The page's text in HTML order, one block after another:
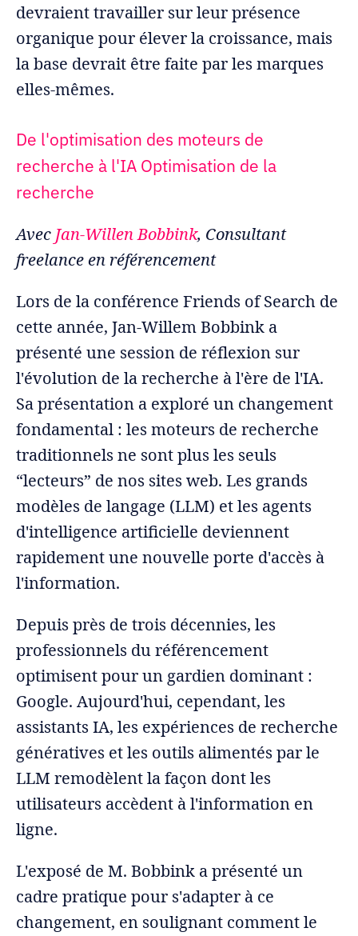
devraient travailler sur leur présence
organique pour élever la croissance, mais
la base devrait être faite par les marques
elles-mêmes.
De l'optimisation des moteurs de
recherche à l'IA Optimisation de la
recherche
Avec Jan-Willen Bobbink, Consultant
freelance en référencement
Lors de la conférence Friends of Search de
cette année, Jan-Willem Bobbink a
présenté une session de réflexion sur
l'évolution de la recherche à l'ère de l'IA.
Sa présentation a exploré un changement
fondamental : les moteurs de recherche
traditionnels ne sont plus les seuls
“lecteurs” de nos sites web. Les grands
modèles de langage (LLM) et les agents
d'intelligence artificielle deviennent
rapidement une nouvelle porte d'accès à
l'information.
Depuis près de trois décennies, les
professionnels du référencement
optimisent pour un gardien dominant :
Google. Aujourd'hui, cependant, les
assistants IA, les expériences de recherche
génératives et les outils alimentés par le
LLM remodèlent la façon dont les
utilisateurs accèdent à l'information en
ligne.
L'exposé de M. Bobbink a présenté un
cadre pratique pour s'adapter à ce
changement, en soulignant comment le